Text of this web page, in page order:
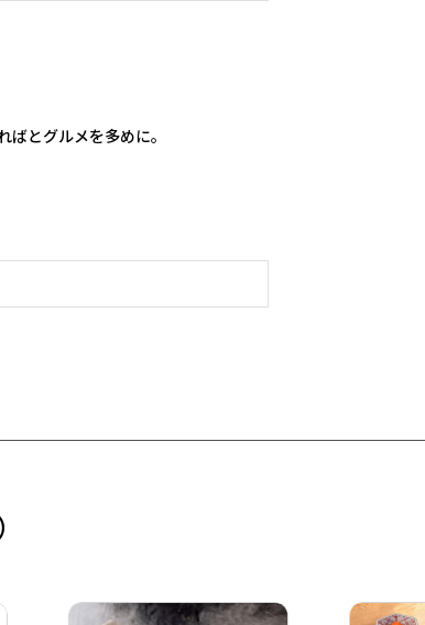
とグルメを多めに。